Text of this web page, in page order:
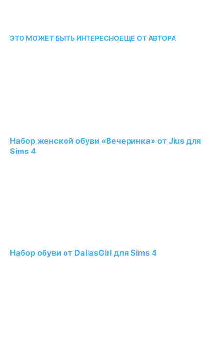
ЭТО МОЖЕТ БЫТЬ ИНТЕРЕСНОЕЩЕ ОТ АВТОРА
Набор женской обуви «Вечеринка» от Jius для
Sims 4
Набор обуви от DallasGirl для Sims 4